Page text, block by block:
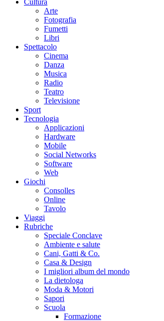
Cultura
Arte
Fotografia
Fumetti
Libri
Spettacolo
Cinema
Danza
Musica
Radio
Teatro
Televisione
Sport
Tecnologia
Applicazioni
Hardware
Mobile
Social Networks
Software
Web
Giochi
Consolles
Online
Tavolo
Viaggi
Rubriche
Speciale Conclave
Ambiente e salute
Cani, Gatti & Co.
Casa & Design
I migliori album del mondo
La dietologa
Moda & Motori
Sapori
Scuola
Formazione